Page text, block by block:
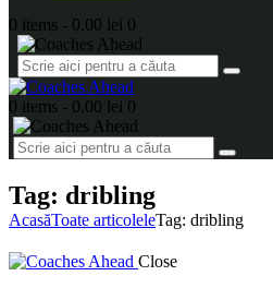
0 items - 0.00 lei 0
0 items - 0.00 lei 0
Tag: dribling
AcasăToate articoleleTag: dribling
Close